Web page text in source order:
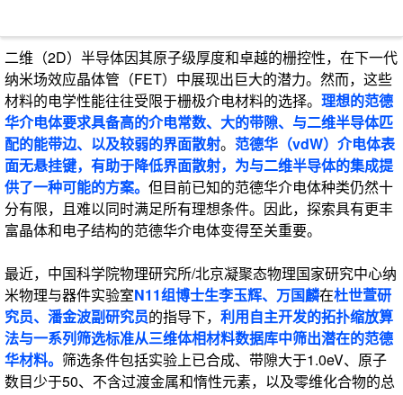
二维（2D）半导体因其原子级厚度和卓越的栅控性，在下一代
纳米场效应晶体管（FET）中展现出巨大的潜力。然而，这些
材料的电学性能往往受限于栅极介电材料的选择。 理想的范德
华介电体要求具备高的介电常数、大的带隙、与二维半导体匹
配的能带边、以及较弱的界面散射。 范德华（vdW）介电体表
面无悬挂键，有助于降低界面散射，为与二维半导体的集成提
供了一种可能的方案。 但目前已知的范德华介电体种类仍然十
分有限，且难以同时满足所有理想条件。因此，探索具有更丰
富晶体和电子结构的范德华介电体变得至关重要。
最近，中国科学院物理研究所/北京凝聚态物理国家研究中心纳
米物理与器件实验室N11组博士生李玉辉、万国麟在杜世萱研
究员、潘金波副研究员的指导下， 利用自主开发的拓扑缩放算
法与一系列筛选标准从三维体相材料数据库中筛出潜在的范德
华材料。 筛选条件包括实验上已合成、带隙大于1.0eV、原子
数目少于50、不含过渡金属和惰性元素，以及零维化合物的总